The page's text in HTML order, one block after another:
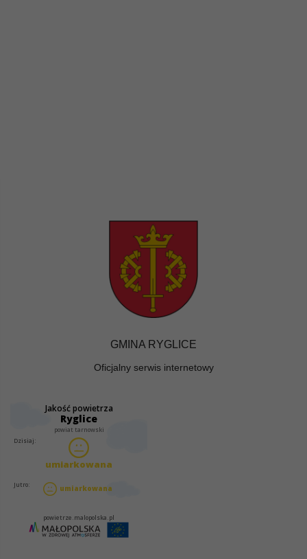
GMINA RYGLICE
Oficjalny serwis internetowy